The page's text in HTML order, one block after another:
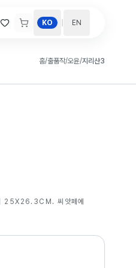
KO EN
홈/출품작/오윤/지리산3
25X26.3CM. 씨앗페에